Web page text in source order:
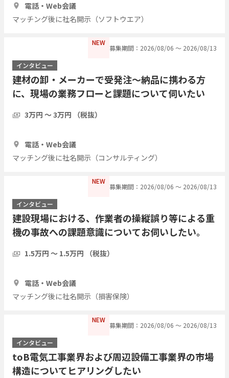
電話・Web会議
マッチング後に社名開示（ソフトウエア）
NEW
募集期間：2026/08/06 〜 2026/08/13
インタビュー
建材の卸・メーカーで受発注〜納品に携わる方
に、現場の業務フローと課題について伺いたい
3万円 〜 3万円 （税抜）
電話・Web会議
マッチング後に社名開示（コンサルティング）
NEW
募集期間：2026/08/06 〜 2026/08/13
インタビュー
建設現場における、作業者の操縦誤り等による重
機の事故への課題意識についてお伺いしたい。
1.5万円 〜 1.5万円 （税抜）
電話・Web会議
マッチング後に社名開示（損害保険）
NEW
募集期間：2026/08/06 〜 2026/08/13
インタビュー
toB電気工事業界および周辺設備工事業界の市場
構造についてヒアリングしたい